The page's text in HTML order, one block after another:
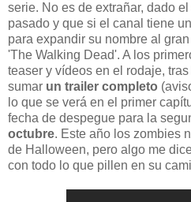
serie. No es de extrañar, dado
pasado y que si el canal tiene
para expandir su nombre al
'The Walking Dead'. A los
teaser y vídeos en el rodaje,
sumar un trailer completo
lo que se verá en el primer
fecha de despegue para la
octubre. Este año los zombies
de Halloween, pero algo me
con todo lo que pillen en su